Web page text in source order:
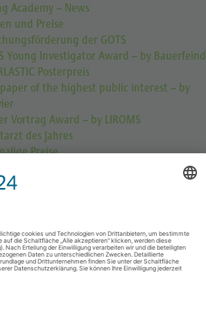
Academy – News
und Preise
der GOTS
Young Investigator Award – by Bauerfeind
Posterpreis
paper of the highest public interest – by
Vortrag Award – by LIROMS
des Jahres
Preise
GOTS Award for Video Instructions – by
Fellowships – DER FILM
Asienfellowship
Fellowship „Mannschaftsarzt“